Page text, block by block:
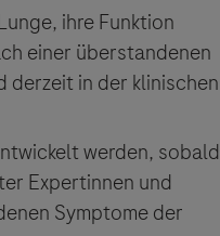
ihre Funktion
einer überstandenen
derzeit in der klinischen
werden, sobald
Expertinnen und
Symptome der